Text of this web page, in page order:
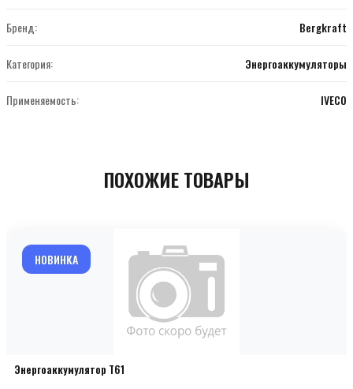
Бренд: Bergkraft
Категория: Энергоаккумуляторы
Применяемость: IVECO
ПОХОЖИЕ ТОВАРЫ
НОВИНКА
Энергоаккумулятор T61